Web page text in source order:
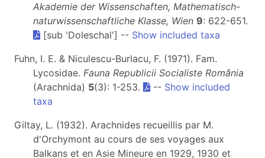
Akademie der Wissenschaften, Mathematisch-
naturwissenschaftliche Klasse, Wien 9: 622-651.
[sub 'Doleschal'] -- Show included taxa
Fuhn, I. E. & Niculescu-Burlacu, F. (1971). Fam.
Lycosidae. Fauna Republicii Socialiste România
(Arachnida) 5(3): 1-253. -- Show included
taxa
Giltay, L. (1932). Arachnides recueillis par M.
d'Orchymont au cours de ses voyages aux
Balkans et en Asie Mineure en 1929, 1930 et